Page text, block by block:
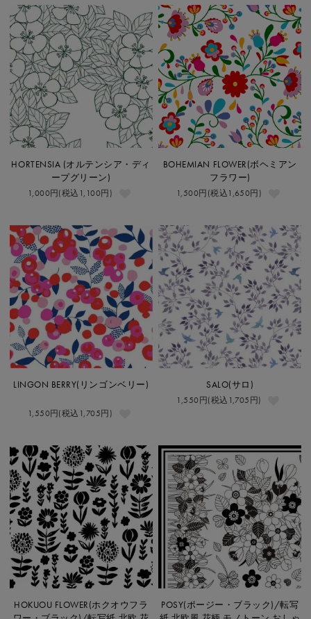
HORTENSIA (オルテンシア・ディ
ープグリーン)
1,000円(税込1,100円)
BOHEMIAN FLOWER(ボヘミアン
フラワー)
1,500円(税込1,650円)
LINGON BERRY(リンゴンベリー)
1,550円(税込1,705円)
SALO(サロ)
1,550円(税込1,705円)
HOKUOU FLOWER(ホクオウフラ
POSY(ポージー・ブラック)/転写